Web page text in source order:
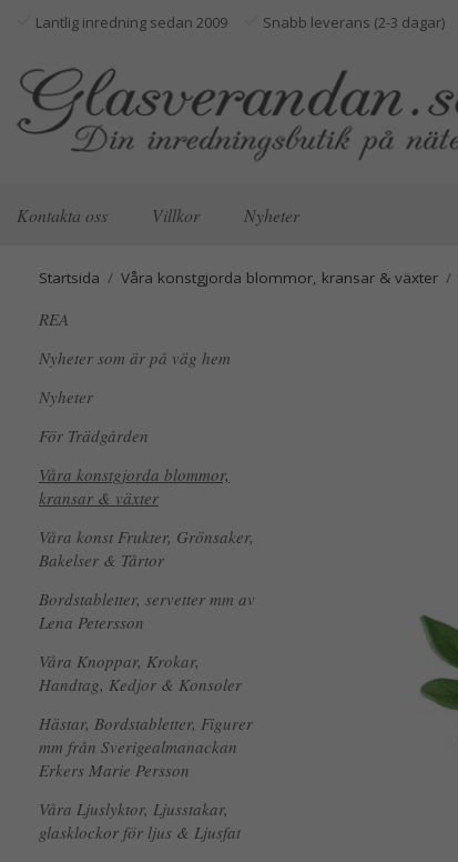
Lantlig inredning sedan 2009 Snabb leverans (2-3 dagar)
Kontakta oss Villkor Nyheter
Startsida / Våra konstgjorda blommor, kransar & växter /
REA
Nyheter som är på väg hem
Nyheter
För Trädgården
Våra konstgjorda blommor,
kransar & växter
Våra konst Frukter, Grönsaker,
Bakelser & Tårtor
Bordstabletter, servetter mm av
Lena Petersson
Våra Knoppar, Krokar,
Handtag, Kedjor & Konsoler
Hästar, Bordstabletter, Figurer
mm från Sverigealmanackan
Erkers Marie Persson
Våra Ljuslyktor, Ljusstakar,
glasklockor för ljus & Ljusfat